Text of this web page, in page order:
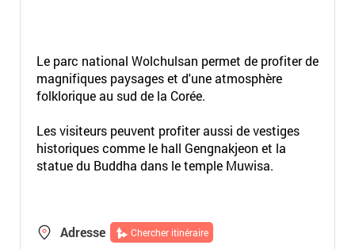
Le parc national Wolchulsan permet de profiter de
magnifiques paysages et d'une atmosphère
folklorique au sud de la Corée.
Les visiteurs peuvent profiter aussi de vestiges
historiques comme le hall Gengnakjeon et la
statue du Buddha dans le temple Muwisa.
Adresse Chercher itinéraire